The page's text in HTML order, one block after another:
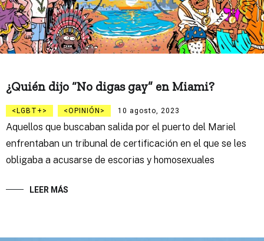
¿Quién dijo “No digas gay” en Miami?
LGBT+ OPINIÓN 10 agosto, 2023
Aquellos que buscaban salida por el puerto del Mariel
enfrentaban un tribunal de certificación en el que se les
obligaba a acusarse de escorias y homosexuales
LEER MÁS